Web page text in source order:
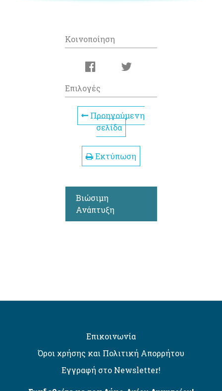
Κοινοποίηση
Επιλογές
Προηγούμενη
σελίδα
Εκτύπωση
Βιώσιμη
Ανάπτυξη
Επικοινωνία
Όροι χρήσης και Πολιτική Απορρήτου
Εγγραφή στο Newsletter!